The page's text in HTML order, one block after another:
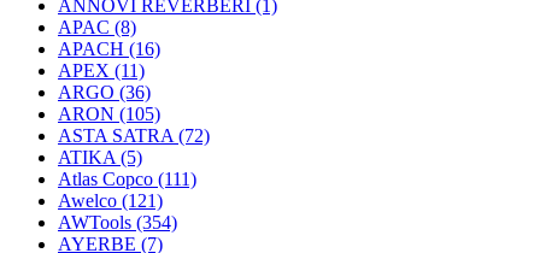
ANNOVI REVERBERI (1)
APAC (8)
APACH (16)
APEX (11)
ARGO (36)
ARON (105)
ASTA SATRA (72)
ATIKA (5)
Atlas Copco (111)
Awelco (121)
AWTools (354)
AYERBE (7)